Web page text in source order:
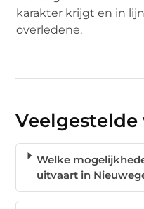
karakter krijgt en in
overledene.
Veelgestelde
Welke
uitvaart in